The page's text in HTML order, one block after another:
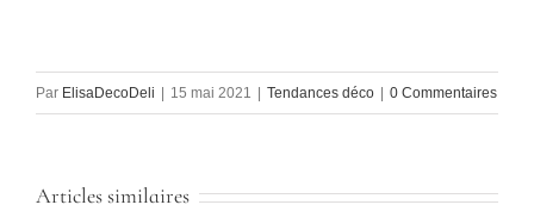
Par ElisaDecoDeli 15 mai 2021 Tendances déco 0 Commentaires
Articles similaires